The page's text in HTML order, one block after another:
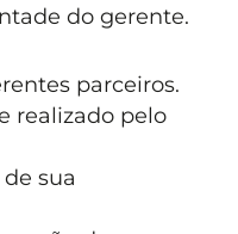
do gerente.
parceiros.
realizado pelo
sua